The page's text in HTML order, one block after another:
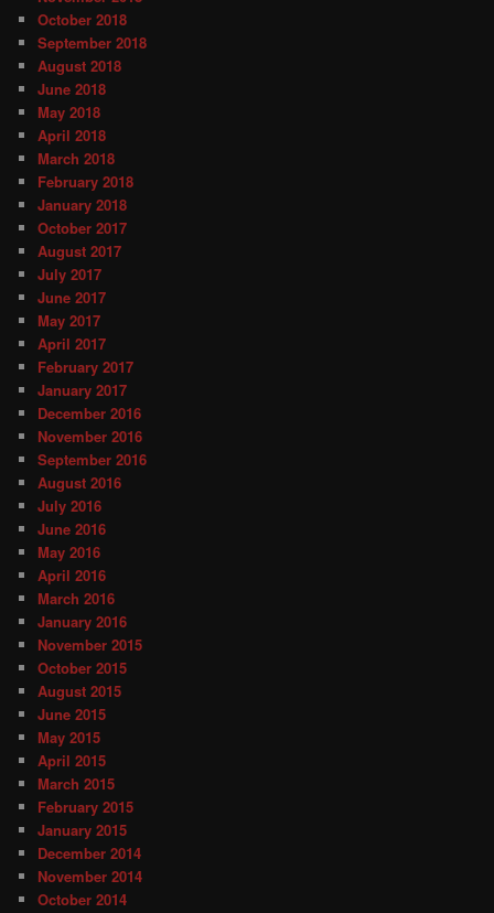
October 2018
September 2018
August 2018
June 2018
May 2018
April 2018
March 2018
February 2018
January 2018
October 2017
August 2017
July 2017
June 2017
May 2017
April 2017
February 2017
January 2017
December 2016
November 2016
September 2016
August 2016
July 2016
June 2016
May 2016
April 2016
March 2016
January 2016
November 2015
October 2015
August 2015
June 2015
May 2015
April 2015
March 2015
February 2015
January 2015
December 2014
November 2014
October 2014